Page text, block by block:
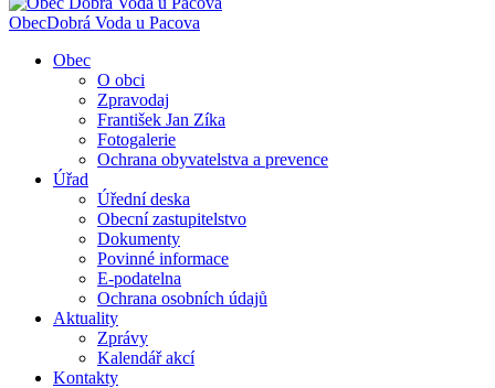
ObecDobrá Voda u Pacova
Obec
O obci
Zpravodaj
František Jan Zíka
Fotogalerie
Ochrana obyvatelstva a prevence
Úřad
Úřední deska
Obecní zastupitelstvo
Dokumenty
Povinné informace
E-podatelna
Ochrana osobních údajů
Aktuality
Zprávy
Kalendář akcí
Kontakty